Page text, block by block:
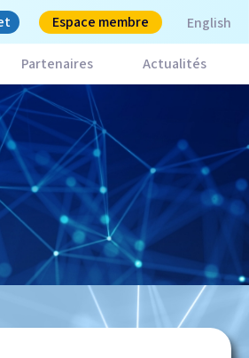
Espace membre English
Partenaires Actualités